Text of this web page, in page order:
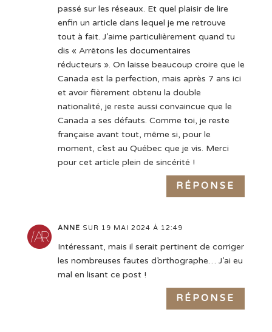
passé sur les réseaux. Et quel plaisir de lire
enfin un article dans lequel je me retrouve
tout à fait. J’aime particulièrement quand tu
dis « Arrêtons les documentaires
réducteurs ». On laisse beaucoup croire que le
Canada est la perfection, mais après 7 ans ici
et avoir fièrement obtenu la double
nationalité, je reste aussi convaincue que le
Canada a ses défauts. Comme toi, je reste
française avant tout, même si, pour le
moment, c’est au Québec que je vis. Merci
pour cet article plein de sincérité !
RÉPONSE
ANNE SUR 19 MAI 2024 À 12:49
Intéressant, mais il serait pertinent de corriger
les nombreuses fautes d’orthographe… J’ai eu
mal en lisant ce post !
RÉPONSE